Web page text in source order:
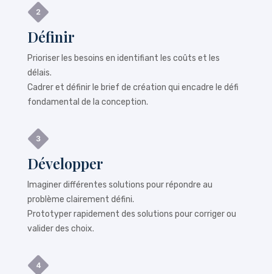
Définir
Prioriser les besoins en identifiant les coûts et les
délais.
Cadrer et définir le brief de création qui encadre le défi
fondamental de la conception.
Développer
Imaginer différentes solutions pour répondre au
problème clairement défini.
Prototyper rapidement des solutions pour corriger ou
valider des choix.